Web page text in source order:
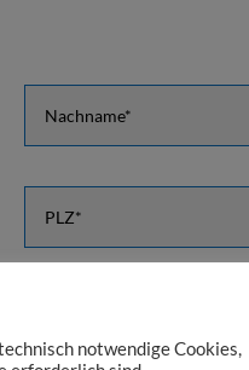
notwendige Cookies,